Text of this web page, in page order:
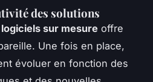
des solutions
sur mesure offre
Une fois en place,
évoluer en fonction des